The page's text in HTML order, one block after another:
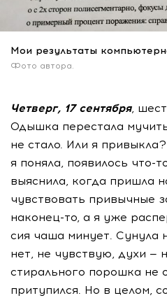
Мои результаты
Фото автора.
Четверг, 17 сентября,
Одышка перестала
не стало. Или я
я поняла, появилось что-
выяснила, когда пришла
чувствовать привычные
наконец-то, а я уже
сия чаша минует. Сунула
нет, не чувствую, духи —
стирального порошка
притупился. Но в целом,